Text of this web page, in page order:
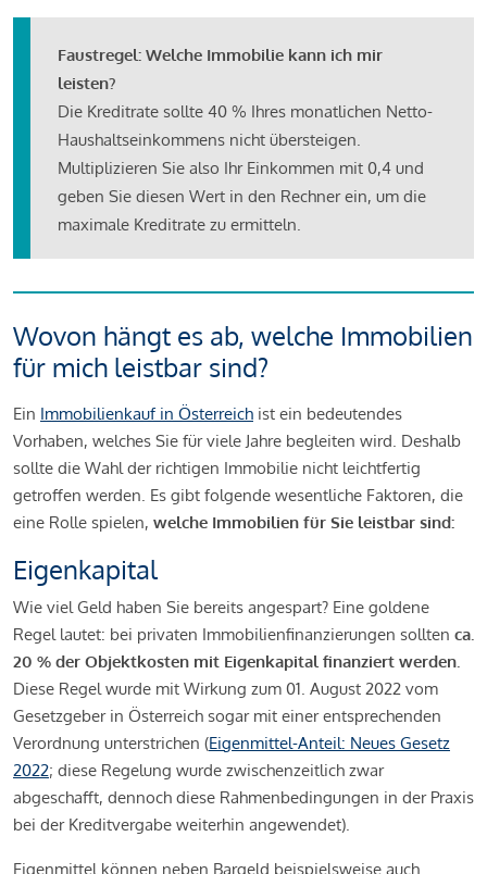
Faustregel: Welche Immobilie kann ich mir
leisten?
Die Kreditrate sollte 40 % Ihres monatlichen Netto-
Haushaltseinkommens nicht übersteigen.
Multiplizieren Sie also Ihr Einkommen mit 0,4 und
geben Sie diesen Wert in den Rechner ein, um die
maximale Kreditrate zu ermitteln.
Wovon hängt es ab, welche Immobilien
für mich leistbar sind?
Ein Immobilienkauf in Österreich ist ein bedeutendes
Vorhaben, welches Sie für viele Jahre begleiten wird. Deshalb
sollte die Wahl der richtigen Immobilie nicht leichtfertig
getroffen werden. Es gibt folgende wesentliche Faktoren, die
eine Rolle spielen, welche Immobilien für Sie leistbar sind:
Eigenkapital
Wie viel Geld haben Sie bereits angespart? Eine goldene
Regel lautet: bei privaten Immobilienfinanzierungen sollten ca.
20 % der Objektkosten mit Eigenkapital finanziert werden.
Diese Regel wurde mit Wirkung zum 01. August 2022 vom
Gesetzgeber in Österreich sogar mit einer entsprechenden
Verordnung unterstrichen (Eigenmittel-Anteil: Neues Gesetz
2022; diese Regelung wurde zwischenzeitlich zwar
abgeschafft, dennoch diese Rahmenbedingungen in der Praxis
bei der Kreditvergabe weiterhin angewendet).
Eigenmittel können neben Bargeld beispielsweise auch